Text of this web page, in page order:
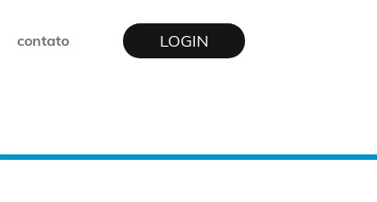
contato LOGIN